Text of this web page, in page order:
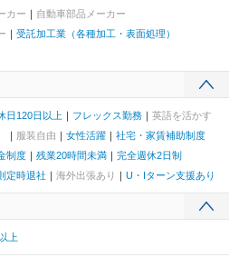
カー
自動車部品メーカー
受託加工業（各種加工・表面処理）
日120日以上 フレックス勤務
英語を活かす
服装自由 女性活躍
社宅・家賃補助制度
制度 残業20時間未満
完全週休2日制
定時退社 海外出張あり U・Iターン支援あり
上